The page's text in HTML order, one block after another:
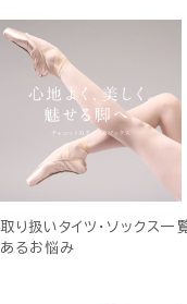
取り扱いタイツ・ソックス一
あるお悩み